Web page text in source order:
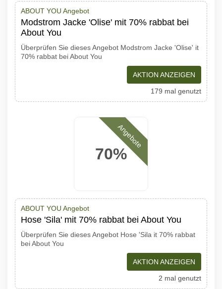
ABOUT YOU Angebot
Modstrom Jacke 'Olise' mit 70% rabbat bei
About You
Überprüfen Sie dieses Angebot Modstrom Jacke 'Olise' it
70% rabbat bei About You
AKTION ANZEIGEN
179 mal genutzt
70%
Angebote
ABOUT YOU Angebot
Hose 'Sila' mit 70% rabbat bei About You
Überprüfen Sie dieses Angebot Hose 'Sila it 70% rabbat
bei About You
AKTION ANZEIGEN
2 mal genutzt